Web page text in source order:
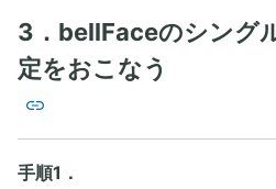
3．bellFaceのシング
定をおこなう
手順1．